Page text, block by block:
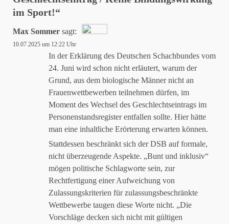
im Sport!“
Max Sommer sagt:
Das „Echte-Person“-Abzeichen!
Anti-Spam von CleanTalk
10.07.2025 um 12:22 Uhr
In der Erklärung des Deutschen Schachbundes vom
24. Juni wird schon nicht erläutert, warum der
Grund, aus dem biologische Männer nicht an
Frauenwettbewerben teilnehmen dürfen, im
Moment des Wechsel des Geschlechtseintrags im
Personenstandsregister entfallen sollte. Hier hätte
man eine inhaltliche Erörterung erwarten können.
Stattdessen beschränkt sich der DSB auf formale,
nicht überzeugende Aspekte. „Bunt und inklusiv“
mögen politische Schlagworte sein, zur
Rechtfertigung einer Aufweichung von
Zulassungskriterien für zulassungsbeschränkte
Wettbewerbe taugen diese Worte nicht. „Die
Vorschläge decken sich nicht mit gültigen